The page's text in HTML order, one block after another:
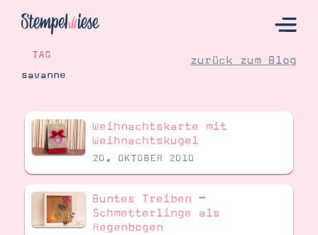
Hier Starten
Katalog
Bestellen
TAG
savanne
zurück zum Blog
Weihnachtskarte mit
Weihnachtskugel
20. OKTOBER 2010
Buntes Treiben –
Schmetterlinge als
Regenbogen